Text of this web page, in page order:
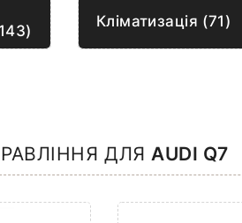
Кліматизація (71)
ДЛЯ AUDI Q7